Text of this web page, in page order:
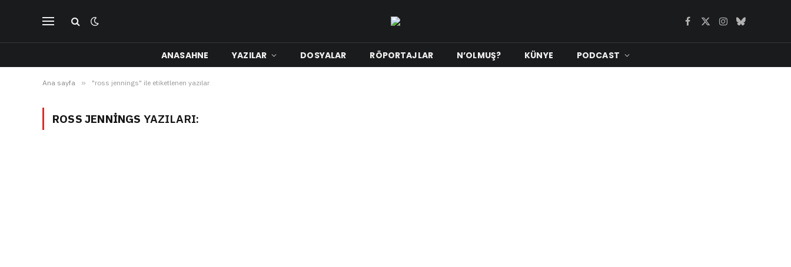
Facebook
X
Instagram
Bluesky
ANASAHNE YAZILAR DOSYALAR RÖPORTAJLAR N’OLMUŞ? KÜNYE PODCAST
Ana sayfa » "ross jennings" ile etiketlenen yazılar
ROSS JENNINGS YAZILARI: